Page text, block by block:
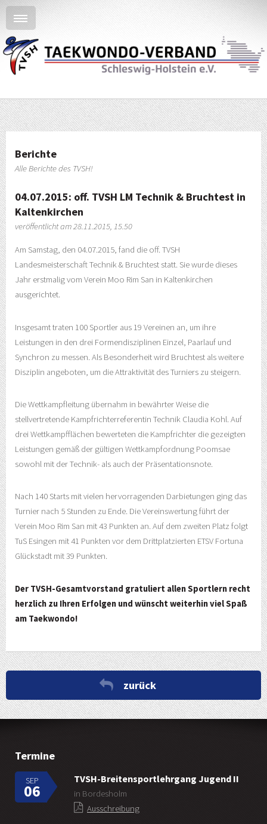
Berichte
Alle Berichte des TVSH!
04.07.2015: off. TVSH LM Technik & Bruchtest in
Kaltenkirchen
veröffentlicht am 28.11.2015, 15.50
Am Samstag, den 04.07.2015, fand die off. TVSH
Landesmeisterschaft Technik & Bruchtest statt. Sie wurde dieses
Jahr erstmalig vom Verein Moo Rim San in Kaltenkirchen
ausgerichtet.
Insgesamt traten 100 Sportler aus 19 Vereinen an, um ihre
Leistungen in den drei Formendisziplinen Einzel, Paarlauf und
Synchron zu messen. Als Besonderheit wird Bruchtest als weitere
Disziplin angeboten, um die Attraktivität des Turniers zu steigern.
Die Wettkampfleitung übernahm in bewährter Weise die
stellvertretende Kampfrichterreferentin Technik Claudia Kohl. Auf
drei Wettkampfflächen bewerteten die Kampfrichter die gezeigten
Leistungen gemäß der gültigen Wettkampfordnung Poomsae
sowohl mit der Technik- als auch der Präsentationsnote.
Nach 140 Starts mit vielen hervorragenden Darbietungen ging das
Turnier nach 5 Stunden zu Ende. Die Vereinswertung führt der
Verein Moo Rim San mit 43 Punkten an. Auf dem zweiten Platz folgt
TuS Esingen mit 41 Punkten vor dem Drittplatzierten ETSV Fortuna
Glückstadt mit 39 Punkten.
Der TVSH-Gesamtvorstand gratuliert allen Sportlern recht
herzlich zu Ihren Erfolgen und wünscht weiterhin viel Spaß
am Taekwondo!
zurück
Termine
SEP
06
TVSH-Breitensportlehrgang Jugend II
in Bordesholm
Ausschreibung